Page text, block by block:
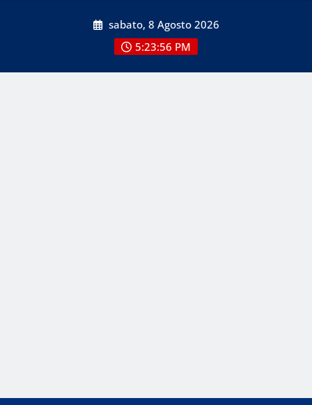
sabato, 8 Agosto 2026
5:23:56 PM